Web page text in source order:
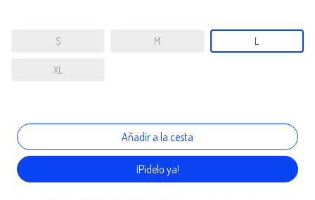
S M L
XL
¡Pídelo ya!